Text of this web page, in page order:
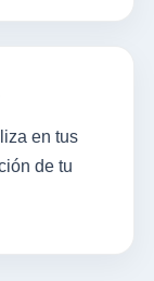
en tus
de tu